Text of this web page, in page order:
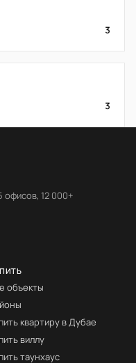
3
3
12 000+
объекты
квартиру в Дубае
виллу
таунхаус